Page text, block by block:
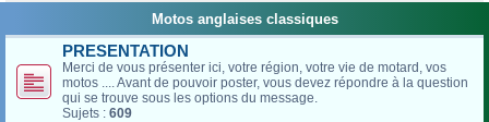
Motos anglaises classiques
PRESENTATION
Merci de vous présenter ici, votre région, votre vie de motard, vos
motos .... Avant de pouvoir poster, vous devez répondre à la question
qui se trouve sous les options du message.
Sujets : 609